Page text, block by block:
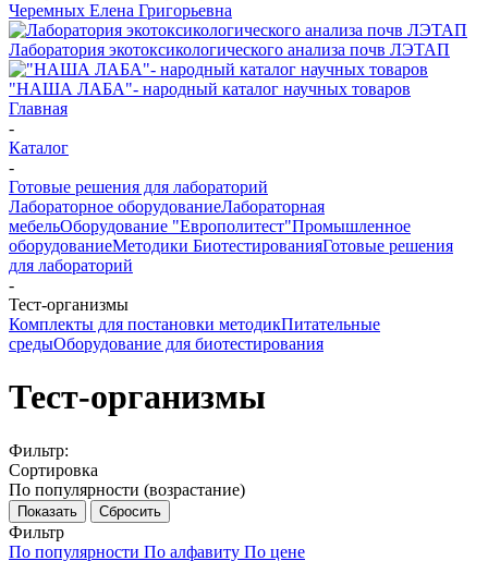
Черемных Елена Григорьевна
Лаборатория экотоксикологического анализа почв ЛЭТАП
"НАША ЛАБА"- народный каталог научных товаров
Главная
-
Каталог
-
Готовые решения для лабораторий
Лабораторное оборудованиеЛабораторная
мебельОборудование "Европолитест"Промышленное
оборудованиеМетодики БиотестированияГотовые решения
для лабораторий
-
Тест-организмы
Комплекты для постановки методикПитательные
средыОборудование для биотестирования
Тест-организмы
Фильтр:
Сортировка
По популярности (возрастание)
Показать Сбросить
Фильтр
По популярности По алфавиту По цене